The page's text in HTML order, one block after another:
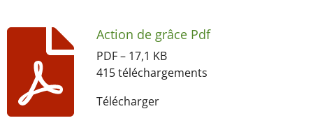
Action de grâce Pdf
PDF – 17,1 KB
415 téléchargements
Télécharger